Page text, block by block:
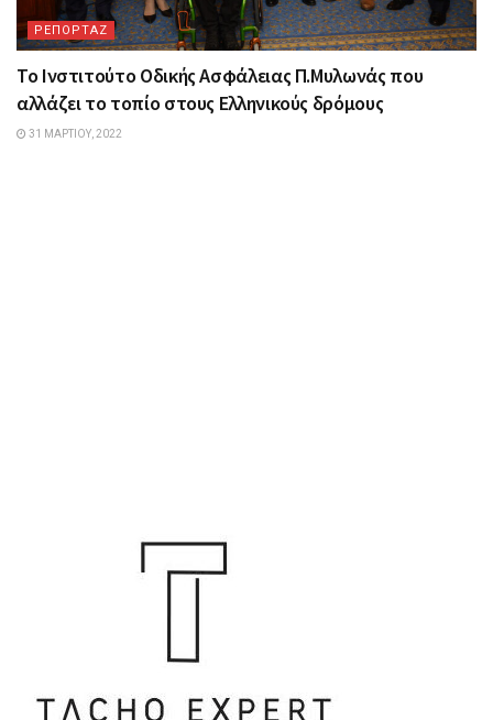
ΡΕΠΟΡΤΑΖ
Το Ινστιτούτο Οδικής Ασφάλειας Π.Μυλωνάς που
αλλάζει το τοπίο στους Ελληνικούς δρόμους
31 ΜΑΡΤΊΟΥ, 2022